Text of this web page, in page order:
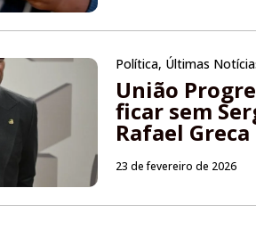
Política, Últimas
União
ficar sem
Rafael Greca
23 de fevereiro de 2026